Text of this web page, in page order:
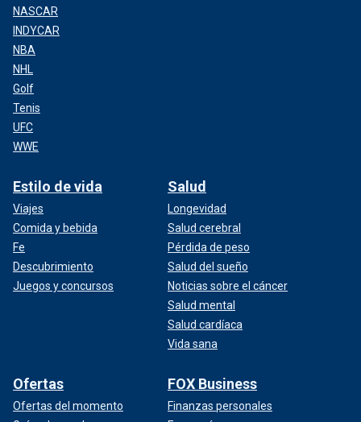
NASCAR
INDYCAR
NBA
NHL
Golf
Tenis
UFC
WWE
Estilo de vida
Viajes
Comida y bebida
Fe
Descubrimiento
Juegos y concursos
Salud
Longevidad
Salud cerebral
Pérdida de peso
Salud del sueño
Noticias sobre el cáncer
Salud mental
Salud cardíaca
Vida sana
Ofertas
Ofertas del momento
FOX Business
Finanzas personales